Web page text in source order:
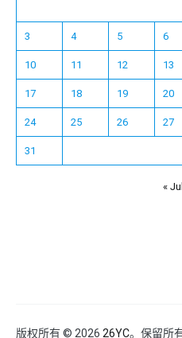
3 4 5 6
10 11 12 13
17 18 19 20
24 25 26 27
31
« Jul
版权所有 © 2026 26YC。保留所